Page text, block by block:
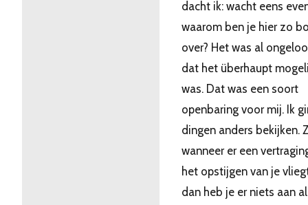
dacht ik: wacht eens
waarom ben je hier zo
over? Het was al
dat het überhaupt
was. Dat was een soort
openbaring voor mij. Ik
dingen anders bekijken.
wanneer er een
het opstijgen van je
dan heb je er niets aan